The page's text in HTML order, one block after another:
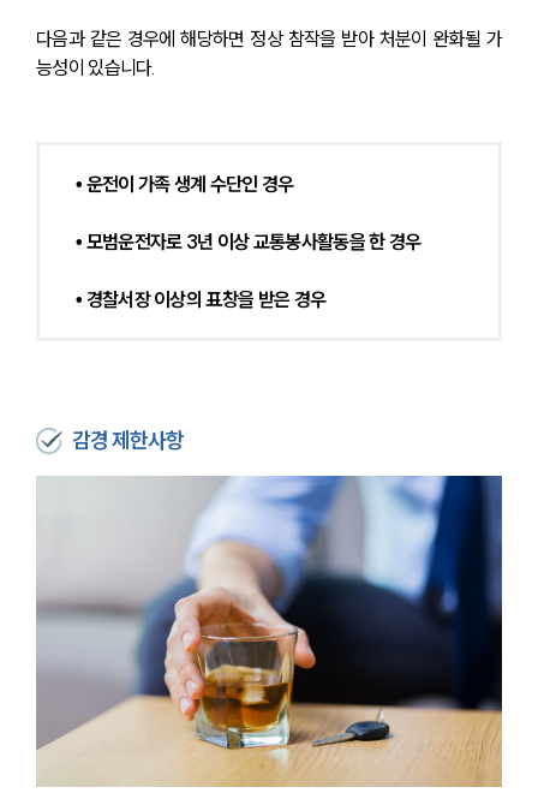
다음과 같은 경우에 해당하면 정상 참작을 받아 처분이 완화될 가
능성이 있습니다.
• 운전이 가족 생계 수단인 경우
• 모범운전자로 3년 이상 교통봉사활동을 한 경우
• 경찰서장 이상의 표창을 받은 경우
감경 제한사항